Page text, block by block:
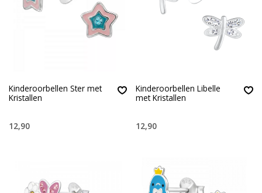
Kinderoorbellen Ster met
Kristallen
12,90
Kinderoorbellen Libelle
met Kristallen
12,90